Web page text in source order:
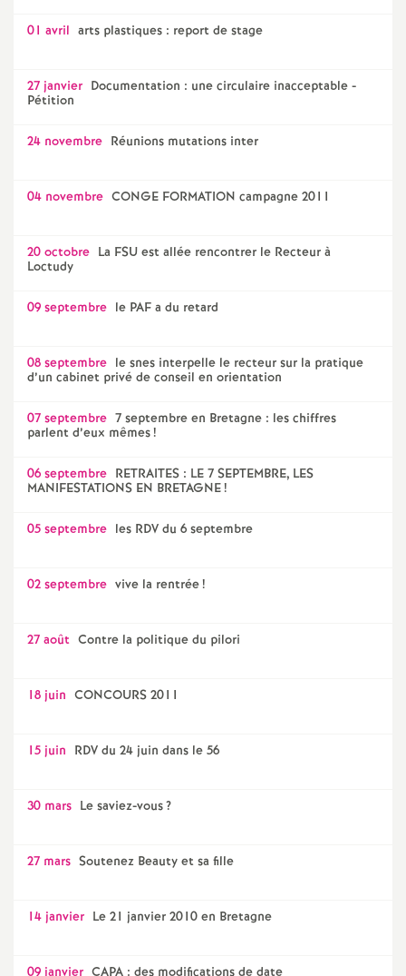
01 avril arts plastiques : report de stage
27 janvier Documentation : une circulaire inacceptable -
Pétition
24 novembre Réunions mutations inter
04 novembre CONGE FORMATION campagne 2011
20 octobre La FSU est allée rencontrer le Recteur à
Loctudy
09 septembre le PAF a du retard
08 septembre le snes interpelle le recteur sur la pratique
d’un cabinet privé de conseil en orientation
07 septembre 7 septembre en Bretagne : les chiffres
parlent d’eux mêmes!
06 septembre RETRAITES : LE 7 SEPTEMBRE, LES
MANIFESTATIONS EN BRETAGNE!
05 septembre les RDV du 6 septembre
02 septembre vive la rentrée!
27 août Contre la politique du pilori
18 juin CONCOURS 2011
15 juin RDV du 24 juin dans le 56
30 mars Le saviez-vous?
27 mars Soutenez Beauty et sa fille
14 janvier Le 21 janvier 2010 en Bretagne
09 janvier CAPA : des modifications de date